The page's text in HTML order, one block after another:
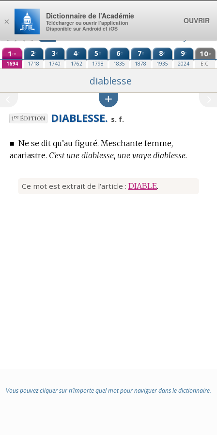
Aller au contenu
1 re
1694
2e
1718
3e
1740
4e
1762
5e
1798
6e
1835
7e
1878
8e
1935
9e
2024
10e
E.C.
diablesse
1reÉDITION DIABLESSE. s. f.
■ Ne se dit qu’au figuré. Meschante femme,
acariastre. C’est une diablesse, une vraye diablesse.
Ce mot est extrait de l'article : DIABLE.
Vous pouvez cliquer sur n’importe quel mot pour naviguer dans le dictionnaire.
×
Dictionnaire de l’Académie
Télécharger ou ouvrir l’application
Disponible sur Android et iOS
OUVRIR